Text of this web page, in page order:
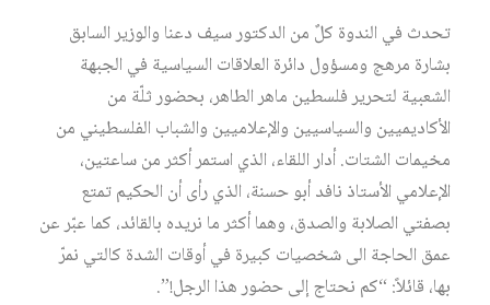
تحدث في الندوة كلٌ من الدكتور سيف دعنا والوزير السابق
بشارة مرهج ومسؤول دائرة العلاقات السياسية في الجبهة
الشعبية لتحرير فلسطين ماهر الطاهر، بحضور ثلّة من
الأكاديميين والسياسيين والإعلاميين والشباب الفلسطيني من
مخيمات الشتات. أدار اللقاء، الذي استمر أكثر من ساعتين،
الإعلامي الأستاذ نافد أبو حسنة، الذي رأى أن الحكيم تمتع
بصفتي الصلابة والصدق، وهما أكثر ما نريده بالقائد، كما عبّر عن
عمق الحاجة الى شخصيات كبيرة في أوقات الشدة كالتي نمرّ
بها، قائلاً: “كم نحتاج إلى حضور هذا الرجل!”.